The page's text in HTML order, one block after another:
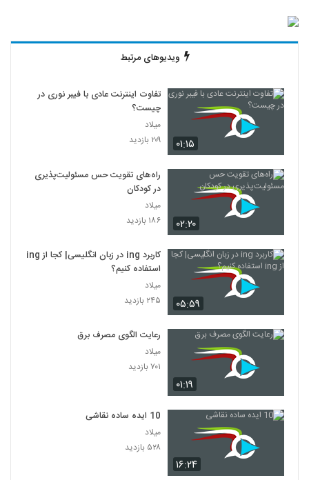
ویدیوهای مرتبط
۰۱:۱۵
تفاوت اینترنت عادی با فیبر نوری در
چیست؟
میلاد
۲۰۹ بازدید
۰۲:۲۰
راه‌های تقویت حس مسئولیت‌پذیری
در کودکان
میلاد
۱۸۶ بازدید
۰۵:۵۹
کاربرد ing در زبان انگلیسی| کجا از ing
استفاده کنیم؟
میلاد
۲۴۵ بازدید
۰۱:۱۹
رعایت الگوی مصرف برق
میلاد
۷۰۱ بازدید
۱۶:۲۴
10 ایده ساده نقاشی
میلاد
۵۲۸ بازدید